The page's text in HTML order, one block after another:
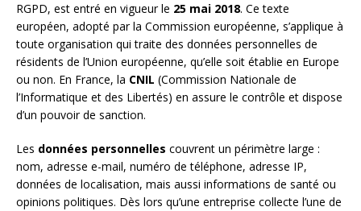
RGPD, est entré en vigueur le 25 mai 2018. Ce texte
européen, adopté par la Commission européenne, s’applique à
toute organisation qui traite des données personnelles de
résidents de l’Union européenne, qu’elle soit établie en Europe
ou non. En France, la CNIL (Commission Nationale de
l’Informatique et des Libertés) en assure le contrôle et dispose
d’un pouvoir de sanction.
Les données personnelles couvrent un périmètre large :
nom, adresse e-mail, numéro de téléphone, adresse IP,
données de localisation, mais aussi informations de santé ou
opinions politiques. Dès lors qu’une entreprise collecte l’une de